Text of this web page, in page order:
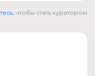
, чтобы стать куратором